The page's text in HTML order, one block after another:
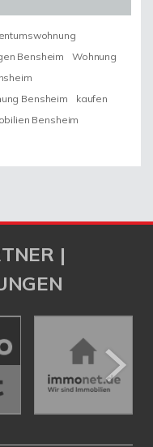
Bensheim
Wohnung
Bensheim
kaufen
Bensheim
|